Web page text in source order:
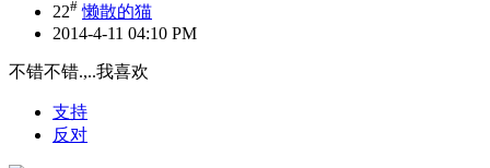
22# 懒散的猫
2014-4-11 04:10 PM
不错不错.,..我喜欢
支持
反对